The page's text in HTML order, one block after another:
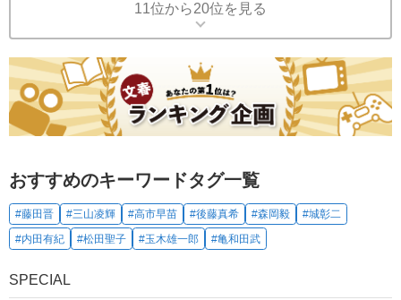
11位から20位を見る
おすすめのキーワードタグ一覧
#藤田晋 #三山凌輝 #高市早苗 #後藤真希 #森岡毅
#城彰二
#内田有紀
#松田聖子 #玉木雄一郎 #亀和田武
SPECIAL